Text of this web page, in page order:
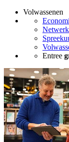
Volwassenen
Netwerk
Entree